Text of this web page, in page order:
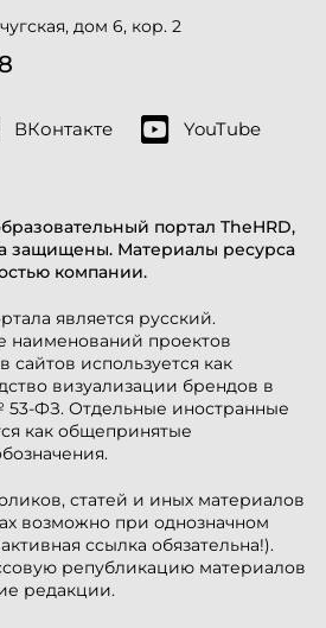
портал TheHRD,
защищены. Материалы ресурса
компании.
является русский.
наименований проектов
сайтов используется как
визуализации брендов в
ФЗ. Отдельные иностранные
как общепринятые
статей и иных материалов
возможно при однозначном
ссылка обязательна!).
републикацию материалов
редакции.
дом 6, кор. 2
ВКонтакте YouTube